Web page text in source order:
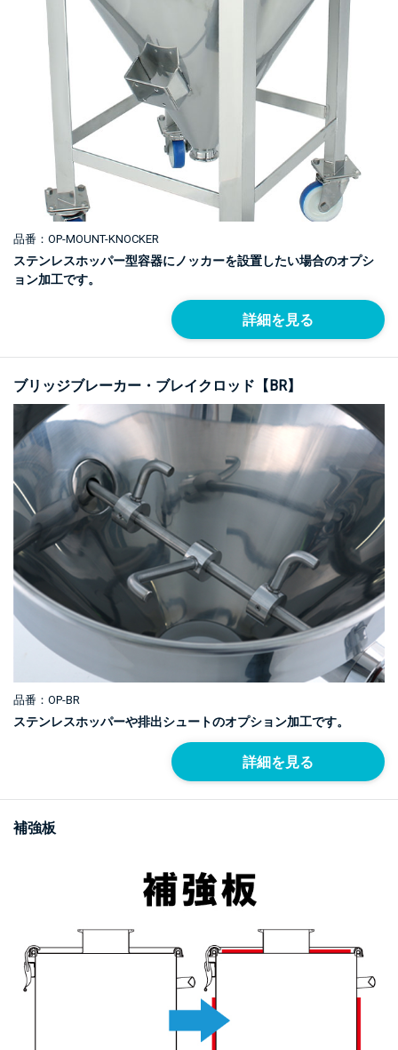
品番：OP-MOUNT-KNOCKER
ステンレスホッパー型容器にノッカーを設置したい場合のオプシ
ョン加工です。
詳細を見る
ブリッジブレーカー・ブレイクロッド【BR】
品番：OP-BR
ステンレスホッパーや排出シュートのオプション加工です。
詳細を見る
補強板